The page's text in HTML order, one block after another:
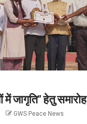
में जागृति” हेतु समारोह
GWS Peace News